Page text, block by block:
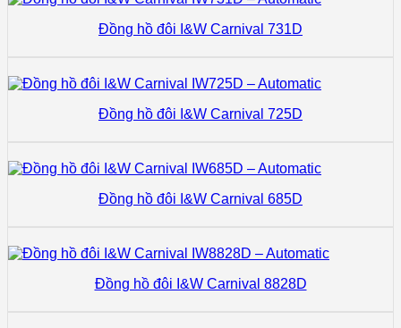
Đồng hồ đôi I&W Carnival 731D
Đồng hồ đôi I&W Carnival 725D
Đồng hồ đôi I&W Carnival 685D
Đồng hồ đôi I&W Carnival 8828D